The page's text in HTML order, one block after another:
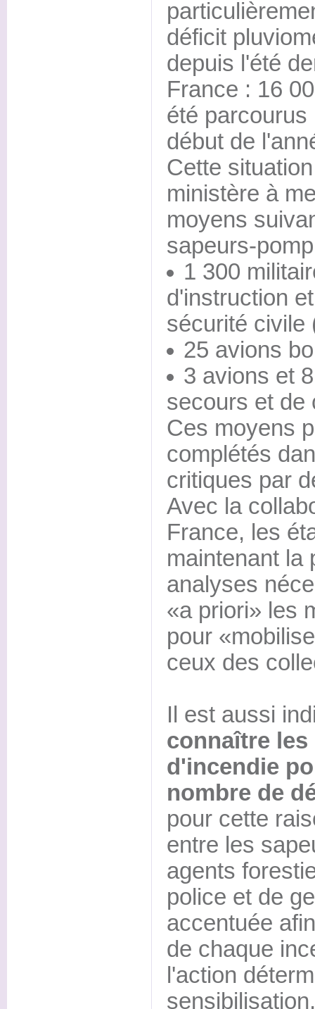
déficit
depuis l'été
France : 16
été parcourus
début de
Cette
ministère à
moyens
sapeurs-
1 300
d'instruction
sécurité civile
25 avions
3 avions et
secours et de
Ces moyens
complétés
critiques par
Avec la
France, les
maintenant la
analyses
«a priori» les
pour
ceux des
Il est aussi
connaître les
d'incendie
nombre de
pour cette
entre les
agents
police et de
accentuée
de chaque
l'action